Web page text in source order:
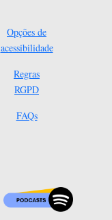
Opções de
acessibilidade
Regras
RGPD
FAQs